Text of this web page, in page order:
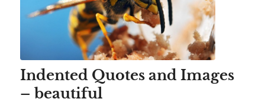
Indented Quotes and Images
– beautiful